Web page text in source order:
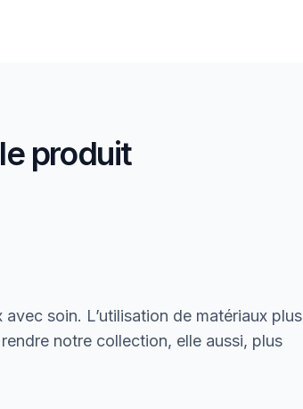
produit
soin. L’utilisation de matériaux plus
notre collection, elle aussi, plus